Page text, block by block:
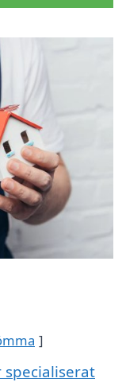
specialiserat